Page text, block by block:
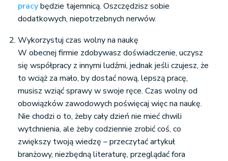
pracybędzie tajemnicą. Oszczędzisz sobie
dodatkowych, niepotrzebnych nerwów.
Wykorzystuj czas wolny na naukę
W obecnej firmie zdobywasz doświadczenie, uczysz
się współpracy z innymi ludźmi, jednak jeśli czujesz, że
to wciąż za mało, by dostać nową, lepszą pracę,
musisz wziąć sprawy w swoje ręce. Czas wolny od
obowiązków zawodowych poświęcaj więc na naukę.
Nie chodzi o to, żeby cały dzień nie mieć chwili
wytchnienia, ale żeby codziennie zrobić coś, co
zwiększy twoją wiedzę – przeczytać artykuł
branżowy, niezbędną literaturę, przeglądać fora